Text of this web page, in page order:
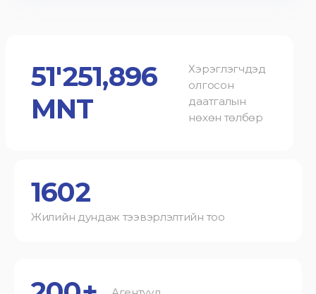
51'251,896
MNT
Хэрэглэгчдэд
олгосон
даатгалын
нөхөн төлбөр
1602
Жилийн дундаж тээвэрлэлтийн тоо